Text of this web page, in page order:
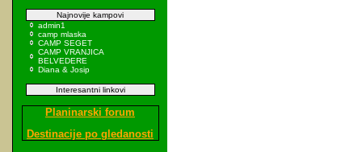
Najnovije kampovi
admin1
camp mlaska
CAMP SEGET
CAMP VRANJICA
BELVEDERE
Diana & Josip
Interesantni linkovi
Planinarski forum
Destinacije po gledanosti